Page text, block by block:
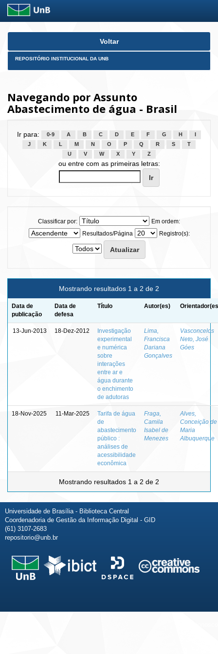
Skip
Voltar
REPOSITÓRIO INSTITUCIONAL DA UNB
Navegando por Assunto
Abastecimento de água - Brasil
Ir para: 0-9 A B C D E F G H
J
K L M N O P Q R S
T
U
V W X Y Z
ou entre com as primeiras letras:
Classificar por:
Em ordem:
Resultados/Página
Registro(s):
Mostrando resultados 1 a 2 de 2
Data de
publicação
Data de
defesa
Título Autor(es)
13-Jun-2013 18-Dez-2012
Investigação
experimental
e numérica
sobre
interações
entre ar e
água durante
o enchimento
de adutoras
Lima,
Francisca
Dariana
Gonçalves
Vasconcelos
Neto, José
Góes
18-Nov-2025 11-Mar-2025
Tarifa de água
de
abastecimento
público :
análises de
acessibilidade
econômica
Fraga,
Camila
Isabel de
Menezes
Alves,
Conceição de
Maria
Albuquerque
Mostrando resultados 1 a 2 de 2
Universidade de Brasília - Biblioteca Central
Coordenadoria de Gestão da Informação Digital - GID
(61) 3107-2683
repositorio@unb.br